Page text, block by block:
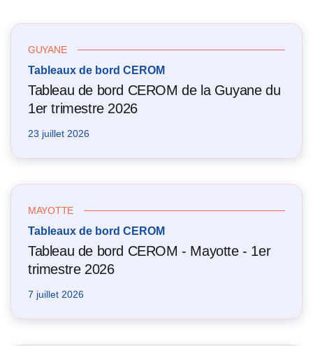
GUYANE
Tableaux de bord CEROM
Tableau de bord CEROM de la Guyane du
1er trimestre 2026
23 juillet 2026
MAYOTTE
Tableaux de bord CEROM
Tableau de bord CEROM - Mayotte - 1er
trimestre 2026
7 juillet 2026